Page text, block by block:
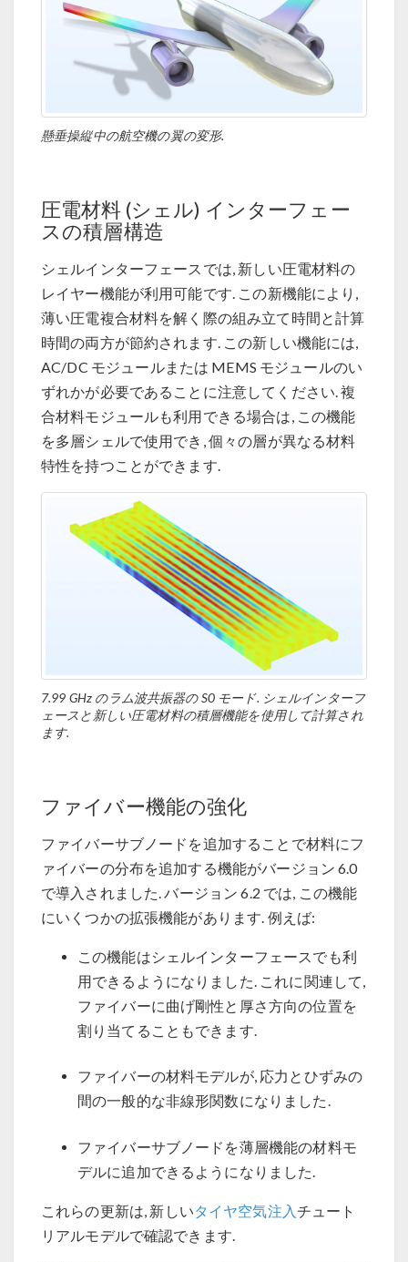
懸垂操縦中の航空機の翼の変形.
圧電材料 (シェル) インターフェー
スの積層構造
シェルインターフェースでは, 新しい圧電材料の
レイヤー機能が利用可能です. この新機能により,
薄い圧電複合材料を解く際の組み立て時間と計算
時間の両方が節約されます. この新しい機能には,
AC/DC モジュールまたは MEMS モジュールのい
ずれかが必要であることに注意してください. 複
合材料モジュールも利用できる場合は, この機能
を多層シェルで使用でき, 個々の層が異なる材料
特性を持つことができます.
7.99 GHz のラム波共振器の S0 モード. シェルインターフ
ェースと新しい圧電材料の積層機能を使用して計算され
ます.
ファイバー機能の強化
ファイバーサブノードを追加することで材料にフ
ァイバーの分布を追加する機能がバージョン 6.0
で導入されました. バージョン 6.2 では, この機能
にいくつかの拡張機能があります. 例えば:
この機能はシェルインターフェースでも利
用できるようになりました. これに関連して,
ファイバーに曲げ剛性と厚さ方向の位置を
割り当てることもできます.
ファイバーの材料モデルが, 応力とひずみの
間の一般的な非線形関数になりました.
ファイバーサブノードを薄層機能の材料モ
デルに追加できるようになりました.
これらの更新は, 新しいタイヤ空気注入チュート
リアルモデルで確認できます.